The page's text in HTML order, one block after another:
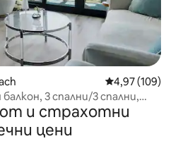
Средна
4,97 (109)
3 спални/3 спални,
и страхотни
цени